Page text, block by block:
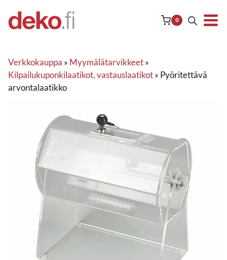
sisältöön
0
Verkkokauppa » Myymälätarvikkeet»
Kilpailukuponkilaatikot, vastauslaatikot» Pyöritettävä
arvontalaatikko